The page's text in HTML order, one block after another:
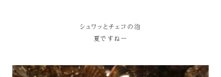
シュワッとチェコの泡
夏ですねー